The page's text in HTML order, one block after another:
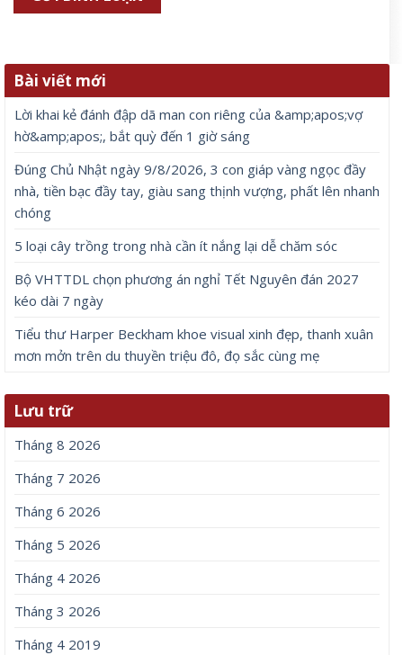
Bài viết mới
Lời khai kẻ đánh đập dã man con riêng của &amp;apos;vợ
hờ&amp;apos;, bắt quỳ đến 1 giờ sáng
Đúng Chủ Nhật ngày 9/8/2026, 3 con giáp vàng ngọc đầy
nhà, tiền bạc đầy tay, giàu sang thịnh vượng, phất lên nhanh
chóng
5 loại cây trồng trong nhà cần ít nắng lại dễ chăm sóc
Bộ VHTTDL chọn phương án nghỉ Tết Nguyên đán 2027
kéo dài 7 ngày
Tiểu thư Harper Beckham khoe visual xinh đẹp, thanh xuân
mơn mởn trên du thuyền triệu đô, đọ sắc cùng mẹ
Lưu trữ
Tháng 8 2026
Tháng 7 2026
Tháng 6 2026
Tháng 5 2026
Tháng 4 2026
Tháng 3 2026
Tháng 4 2019